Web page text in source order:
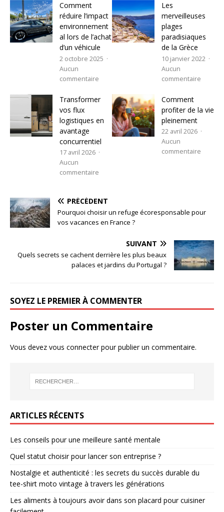
Comment
réduire l’impact
environnement
al lors de l’achat
d’un véhicule
2 octobre 2025
Aucun
commentaire
Les
merveilleuses
plages
paradisiaques
de la Grèce
10 janvier 2022
Aucun
commentaire
Transformer
vos flux
logistiques en
avantage
concurrentiel
17 avril 2026
Aucun
commentaire
Comment
profiter de la vie
pleinement
22 avril 2026
Aucun
commentaire
PRÉCÉDENT
Pourquoi choisir un refuge écoresponsable pour
vos vacances en France ?
SUIVANT
Quels secrets se cachent derrière les plus beaux
palaces et jardins du Portugal ?
SOYEZ LE PREMIER À COMMENTER
Poster un Commentaire
Vous devez vous connecterpour publier un commentaire.
ARTICLES RÉCENTS
Les conseils pour une meilleure santé mentale
Quel statut choisir pour lancer son entreprise ?
Nostalgie et authenticité : les secrets du succès durable du
tee-shirt moto vintage à travers les générations
Les aliments à toujours avoir dans son placard pour cuisiner